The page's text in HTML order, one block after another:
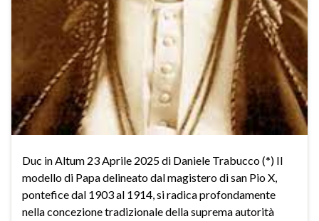
Duc in Altum 23 Aprile 2025 di Daniele Trabucco (*) Il
modello di Papa delineato dal magistero di san Pio X,
pontefice dal 1903 al 1914, si radica profondamente
nella concezione tradizionale della suprema autorità